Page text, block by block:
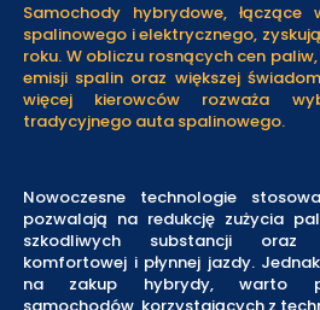
Samochody hybrydowe,
spalinowego i elektrycznego,
roku. W obliczu rosnących cen
emisji spalin oraz większej
więcej kierowców rozważa
tradycyjnego auta spalinowego.
Nowoczesne technologie
pozwalają na redukcję zużycia
szkodliwych substancji oraz
komfortowej i płynnej jazdy.
na zakup hybrydy, warto